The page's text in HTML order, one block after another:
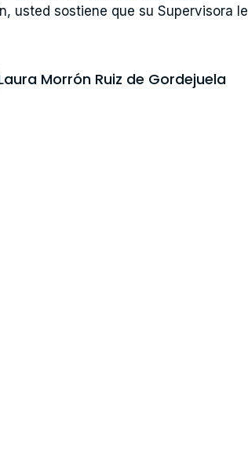
usted sostiene que su Supervisora le
Morrón Ruiz de Gordejuela